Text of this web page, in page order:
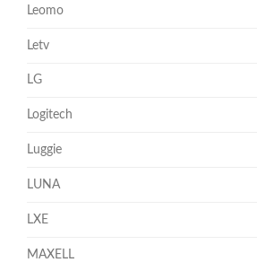
Leomo
Letv
LG
Logitech
Luggie
LUNA
LXE
MAXELL